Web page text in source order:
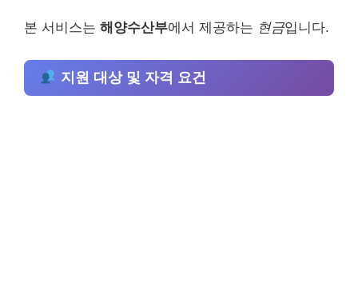
본 서비스는 해양수산부에서 제공하는 현금입니다.
지원 대상 및 자격 요건